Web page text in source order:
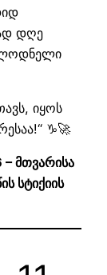
დღე
იყოს
♑🚀
მთვარისა
სტიქიის